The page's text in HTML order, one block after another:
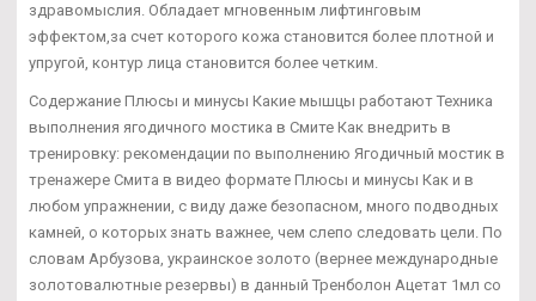
здравомыслия. Обладает мгновенным лифтинговым
эффектом,за счет которого кожа становится более плотной и
упругой, контур лица становится более четким.
Содержание Плюсы и минусы Какие мышцы работают Техника
выполнения ягодичного мостика в Смите Как внедрить в
тренировку: рекомендации по выполнению Ягодичный мостик в
тренажере Смита в видео формате Плюсы и минусы Как и в
любом упражнении, с виду даже безопасном, много подводных
камней, о которых знать важнее, чем слепо следовать цели. По
словам Арбузова, украинское золото (вернее международные
золотовалютные резервы) в данный Тренболон Ацетат 1мл со